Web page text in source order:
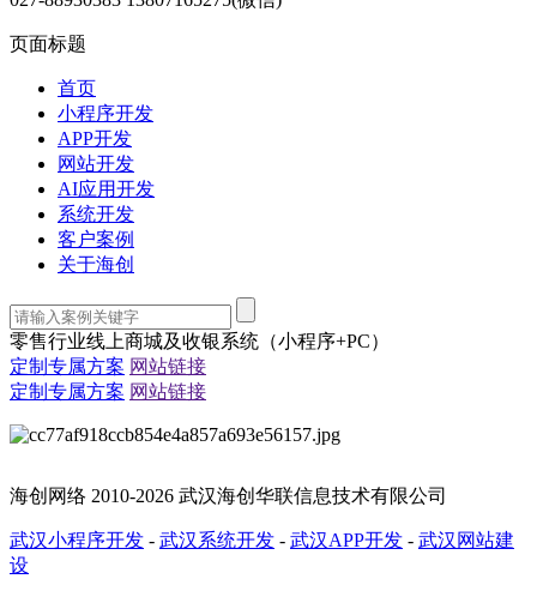
页面标题
首页
小程序开发
APP开发
网站开发
AI应用开发
系统开发
客户案例
关于海创
零售行业线上商城及收银系统（小程序+PC）
定制专属方案 网站链接
定制专属方案 网站链接
海创网络 2010-2026 武汉海创华联信息技术有限公司
武汉小程序开发 - 武汉系统开发 - 武汉APP开发 - 武汉网站建
设